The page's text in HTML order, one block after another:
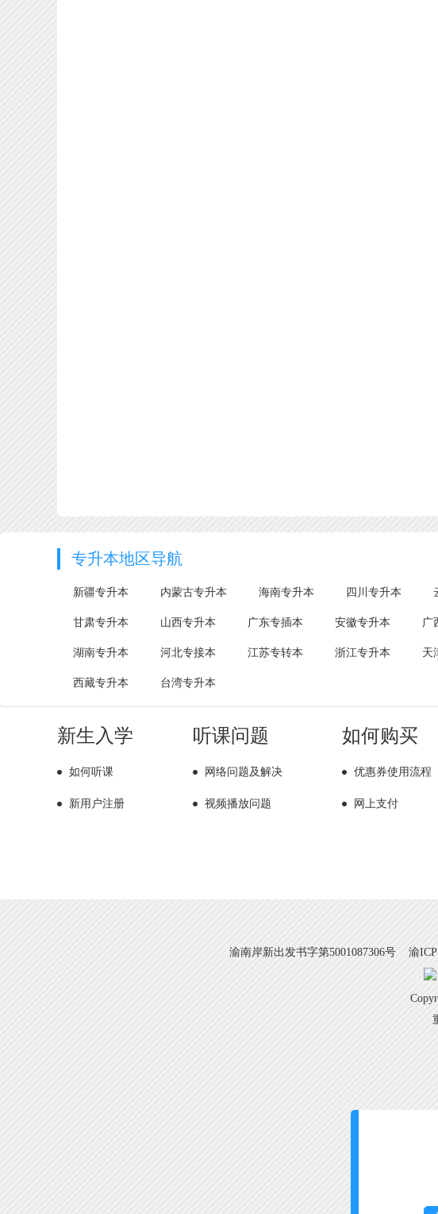
专升本地区导航
新疆专升本 内蒙古专升本 海南专升本 四川专升本
甘肃专升本 山西专升本 广东专插本 安徽专升本 广
湖南专升本 河北专接本 江苏专转本 浙江专升本 天
西藏专升本 台湾专升本
新生入学
如何听课
新用户注册
听课问题
网络问题及解决
视频播放问题
如何购买
优惠券使用流程
网上支付
渝南岸新出发书字第5001087306号 渝